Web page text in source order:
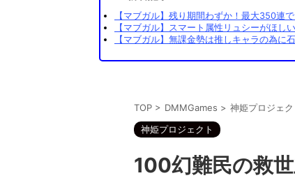
【マブガル】残り期間わずか！最大350連
【マブガル】スマート属性リュシーがほし
【マブガル】無課金勢は推しキャラの為に
TOP > DMMGames > 神姫プロジェク
神姫プロジェクト
100幻難民の救